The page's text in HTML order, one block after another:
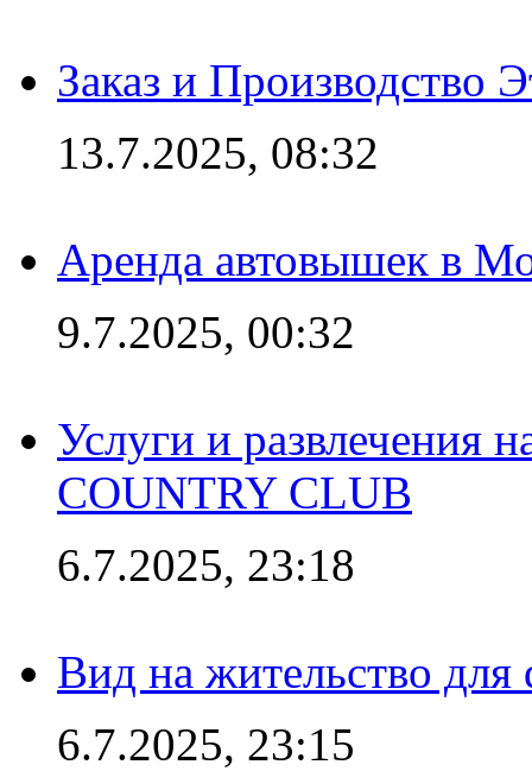
Заказ и Производство
13.7.2025, 08:32
Аренда автовышек в
9.7.2025, 00:32
Услуги и развлечения
COUNTRY CLUB
6.7.2025, 23:18
Вид на жительство
6.7.2025, 23:15